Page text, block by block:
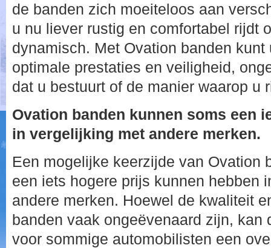
de banden zich moeiteloos aan
u nu liever rustig en comfortabel rijdt
dynamisch. Met Ovation banden kunt
optimale prestaties en veiligheid,
dat u bestuurt of de manier waarop u
Ovation banden kunnen soms een
in vergelijking met andere merken.
Een mogelijke keerzijde van Ovation
een iets hogere prijs kunnen hebben
andere merken. Hoewel de kwaliteit
banden vaak ongeëvenaard zijn, kan
voor sommige automobilisten een